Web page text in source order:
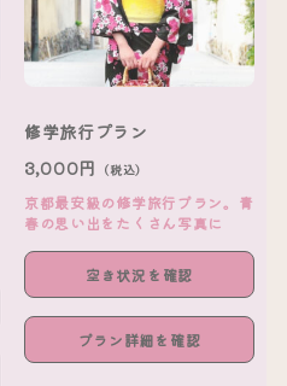
修学旅行プラン
3,000円 （税込）
京都最安級の修学旅行プラン。青
春の思い出をたくさん写真に
空き状況を確認
プラン詳細を確認